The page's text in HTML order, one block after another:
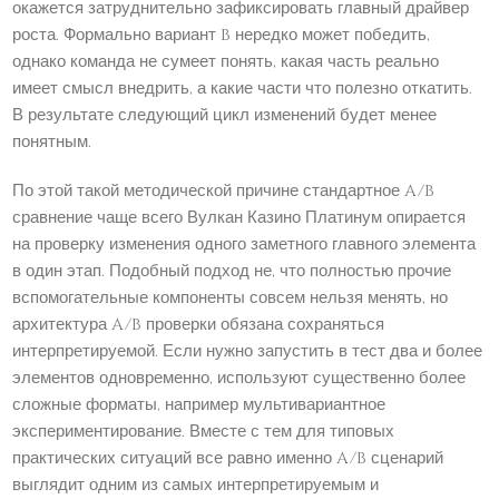
окажется затруднительно зафиксировать главный драйвер
роста. Формально вариант B нередко может победить,
однако команда не сумеет понять, какая часть реально
имеет смысл внедрить, а какие части что полезно откатить.
В результате следующий цикл изменений будет менее
понятным.
По этой такой методической причине стандартное A/B
сравнение чаще всего Вулкан Казино Платинум опирается
на проверку изменения одного заметного главного элемента
в один этап. Подобный подход не, что полностью прочие
вспомогательные компоненты совсем нельзя менять, но
архитектура A/B проверки обязана сохраняться
интерпретируемой. Если нужно запустить в тест два и более
элементов одновременно, используют существенно более
сложные форматы, например мультивариантное
экспериментирование. Вместе с тем для типовых
практических ситуаций все равно именно A/B сценарий
выглядит одним из самых интерпретируемым и